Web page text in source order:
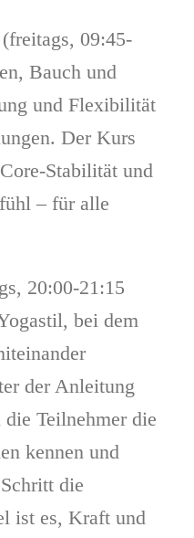
(freitags, 09:45-
Bauch und
und Flexibilität
Der Kurs
Stabilität und
– für alle
20:00-21:15
bei dem
der Anleitung
Teilnehmer die
kennen und
die
ist es, Kraft und